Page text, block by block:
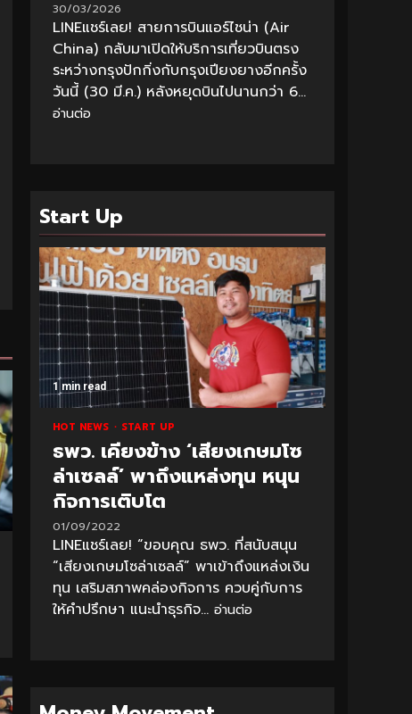
30/03/2026
LINEแชร์เลย! สายการบินแอร์ไชน่า (Air
China) กลับมาเปิดให้บริการเที่ยวบินตรง
ระหว่างกรุงปักกิ่งกับกรุงเปียงยางอีกครั้ง
วันนี้ (30 มี.ค.) หลังหยุดบินไปนานกว่า 6...
อ่านต่อ
Start Up
1 min read
HOT NEWS START UP
ธพว. เคียงข้าง ‘เสียงเกษมโซ
ล่าเซลล์’ พาถึงแหล่งทุน หนุน
กิจการเติบโต
01/09/2022
LINEแชร์เลย! “ขอบคุณ ธพว. ที่สนับสนุน
“เสียงเกษมโซล่าเซลล์” พาเข้าถึงแหล่งเงิน
ทุน เสริมสภาพคล่องกิจการ ควบคู่กับการ
ให้คำปรึกษา แนะนำธุรกิจ... อ่านต่อ